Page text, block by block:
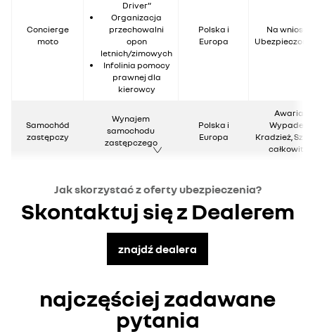
Concierge
moto
Driver”
Organizacja
przechowalni
opon
letnich/zimowych
Infolinia pomocy
prawnej dla
kierowcy
Polska i
Europa
Na wniosek
Samochód
zastępczy
Wynajem
samochodu
zastępczego
Polska i
Europa
Awaria,
Wypadek,
Kradzież,
całkowita
Jak skorzystać z oferty ubezpieczenia?
Skontaktuj się z Dealerem
znajdź dealera
najczęściej zadawane
pytania